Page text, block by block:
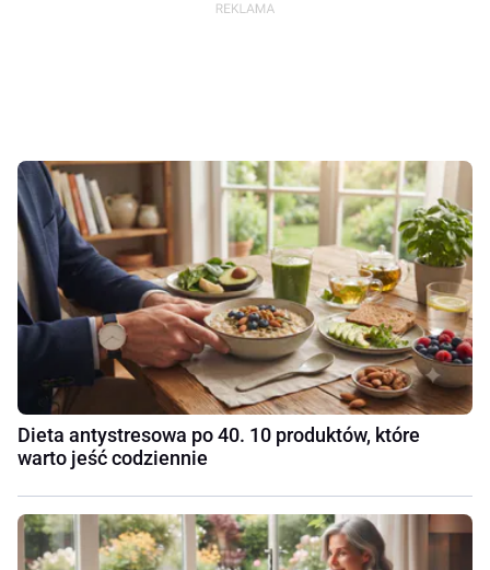
Dieta antystresowa po 40. 10 produktów, które
warto jeść codziennie